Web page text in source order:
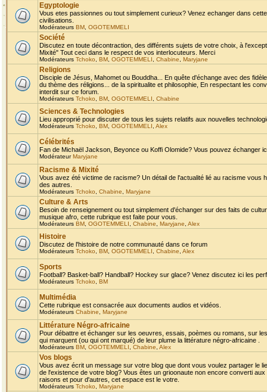
Egyptologie
Vous etes passionnes ou tout simplement curieux? Venez echanger dans
civilisations.
Modérateurs BM OGOTEMMELI
Société
Discutez en toute décontraction, des différents sujets de votre choix, à
Mixité" Tout ceci dans le respect de vos interlocuteurs. Merci
Modérateurs Tchoko BM OGOTEMMELI Chabine Maryjane
Religions
Disciple de Jésus, Mahomet ou Bouddha... En quête d'échange avec des
du thème des réligions... de la spiritualite et philosophie, En respectant les
interdit sur ce forum.
Modérateurs Tchoko BM OGOTEMMELI Chabine
Sciences & Technologies
Lieu approprié pour discuter de tous les sujets relatifs aux nouvelles
Modérateurs Tchoko BM OGOTEMMELI Alex
Célébrités
Fan de Michaël Jackson, Beyonce ou Koffi Olomide? Vous pouvez échanger
ModérateurMaryjane
Racisme & Mixité
Vous avez été victime de racisme? Un détail de l'actualité lié au racisme
des autres.
Modérateurs Tchoko Chabine Maryjane
Culture & Arts
Besoin de renseignement ou tout simplement d'échanger sur des faits de
musique afro, cette rubrique est faite pour vous.
Modérateurs BM OGOTEMMELI Chabine Maryjane Alex
Histoire
Discutez de l'histoire de notre communauté dans ce forum
Modérateurs Tchoko BM OGOTEMMELI Chabine Alex
Sports
Football? Basket-ball? Handball? Hockey sur glace? Venez discutez ici les
Modérateurs Tchoko BM
Multimédia
Cette rubrique est consacrée aux documents audios et vidéos.
Modérateurs Chabine Maryjane
Littérature Négro-africaine
Pour débattre et échanger sur les oeuvres, essais, poèmes ou romans, sur
qui marquent (ou qui ont marqué) de leur plume la littérature négro-africaine .
Modérateurs BM OGOTEMMELI Chabine Alex
Vos blogs
Vous avez écrit un message sur votre blog que dont vous voulez partager le
de l'existence de votre blog? Vous êtes un grioonaute non encore converti
raisons et pour d'autres, cet espace est le votre.
Modérateurs Tchoko Maryjane